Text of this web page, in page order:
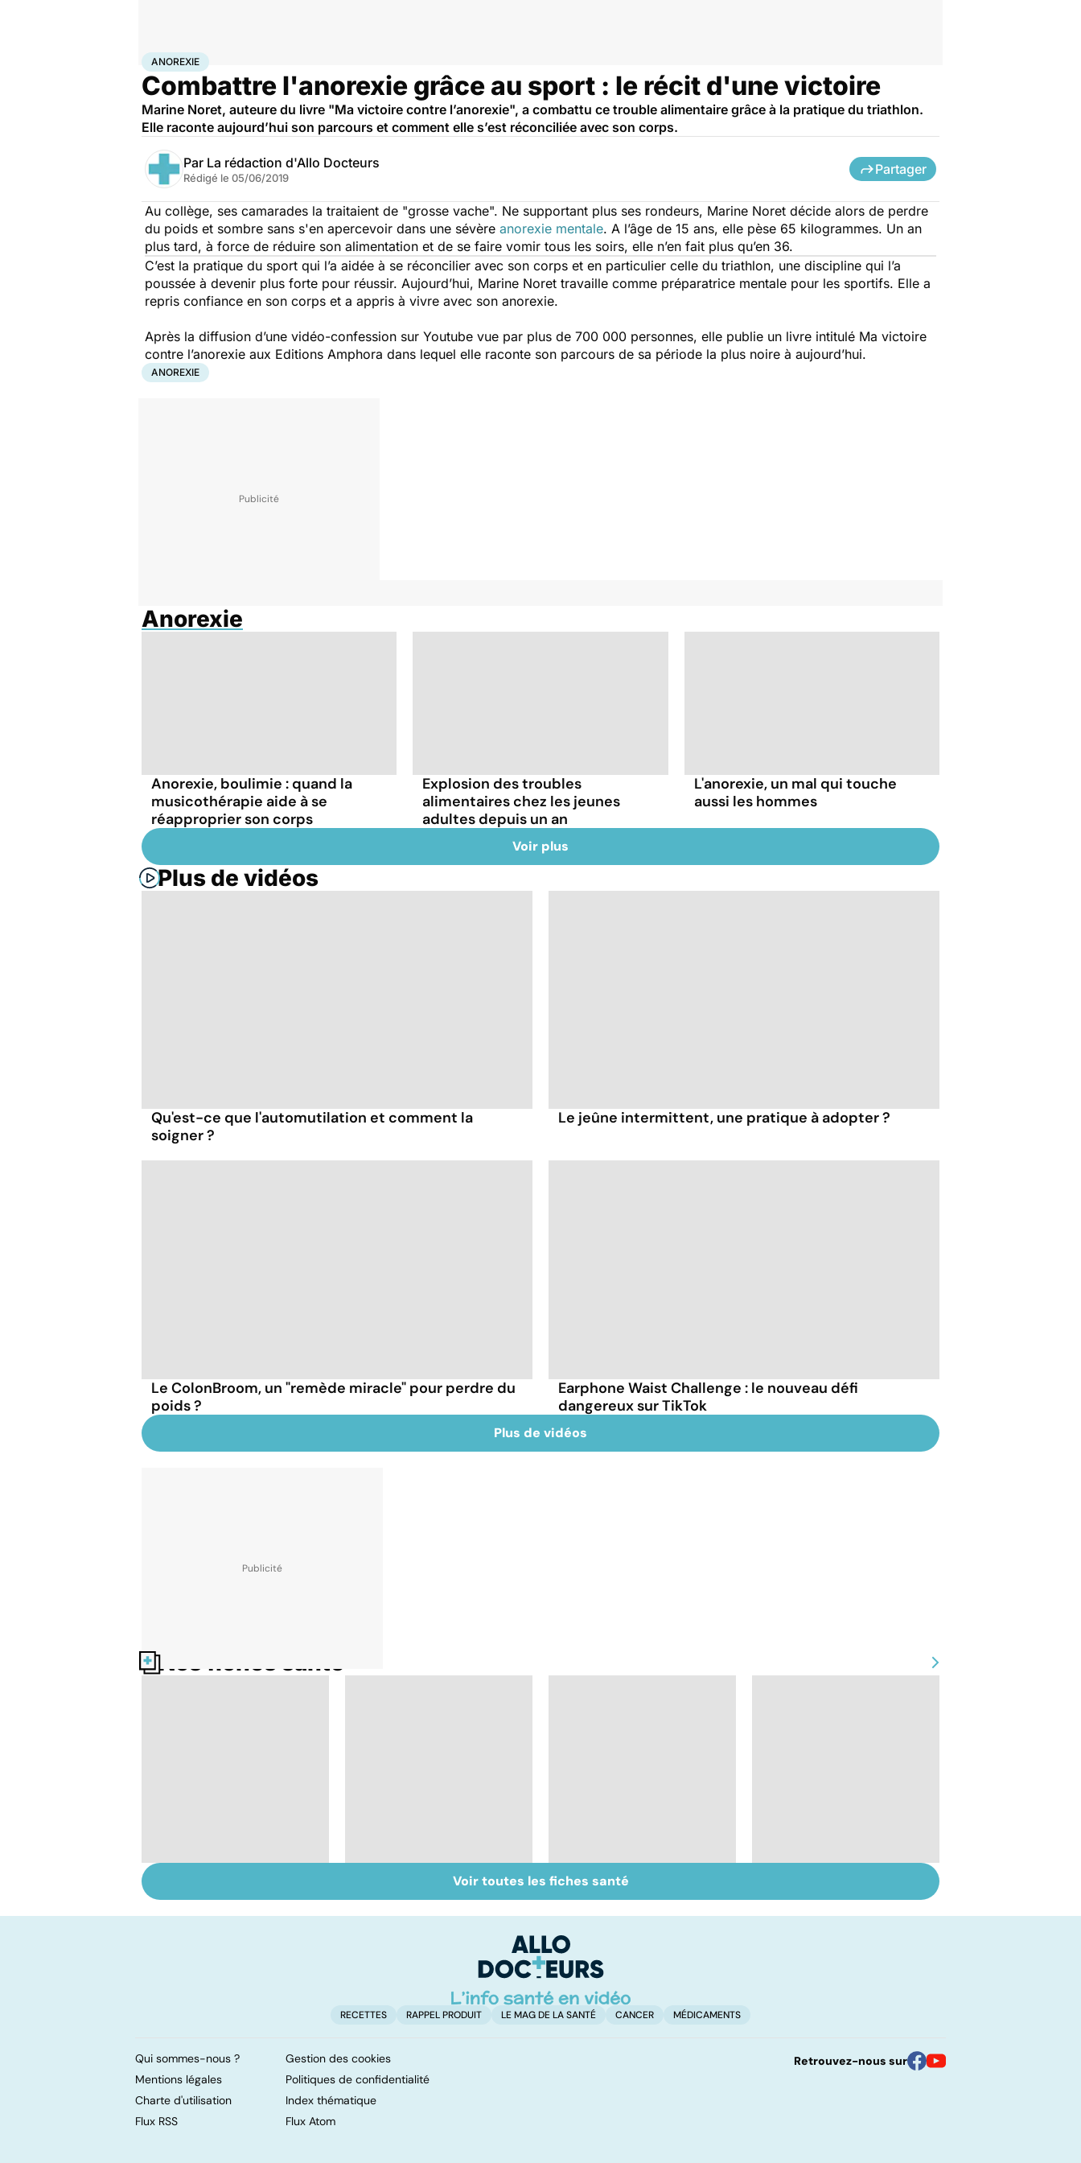
AccueilSanté Anorexie
ANOREXIE
Combattre l'anorexie grâce au sport : le récit d'une victoire
Marine Noret, auteure du livre "Ma victoire contre l’anorexie", a combattu ce trouble alimentaire grâce à la pratique du triathlon.
Elle raconte aujourd’hui son parcours et comment elle s’est réconciliée avec son corps.
Par La rédaction d'Allo Docteurs
Rédigé le 05/06/2019
Partager
Au collège, ses camarades la traitaient de "grosse vache". Ne supportant plus ses rondeurs, Marine Noret décide alors de perdre
du poids et sombre sans s'en apercevoir dans une sévère anorexie mentale. A l’âge de 15 ans, elle pèse 65 kilogrammes. Un an
plus tard, à force de réduire son alimentation et de se faire vomir tous les soirs, elle n’en fait plus qu’en 36.
C’est la pratique du sport qui l’a aidée à se réconcilier avec son corps et en particulier celle du triathlon, une discipline qui l’a
poussée à devenir plus forte pour réussir. Aujourd’hui, Marine Noret travaille comme préparatrice mentale pour les sportifs. Elle a
repris confiance en son corps et a appris à vivre avec son anorexie.
Après la diffusion d’une vidéo-confession sur Youtube vue par plus de 700 000 personnes, elle publie un livre intitulé Ma victoire
contre l’anorexie aux Editions Amphora dans lequel elle raconte son parcours de sa période la plus noire à aujourd’hui.
ANOREXIE
Anorexie
Anorexie, boulimie : quand la
musicothérapie aide à se
réapproprier son corps
Explosion des troubles
alimentaires chez les jeunes
adultes depuis un an
L'anorexie, un mal qui touche
aussi les hommes
Voir plus
Plus de vidéos
Qu'est-ce que l'automutilation et comment la
soigner ?
Le jeûne intermittent, une pratique à adopter ?
Le ColonBroom, un "remède miracle" pour perdre du
poids ?
Earphone Waist Challenge : le nouveau défi
dangereux sur TikTok
Plus de vidéos
Nos fiches santé
du comportement
Tout savoir sur les
infections
Inflammation des
amygdales : que faire
passage à l'acte
Voir toutes les fiches santé
RECETTES RAPPEL PRODUIT LE MAG DE LA SANTÉ CANCER MÉDICAMENTS
Qui sommes-nous ?
Gestion des cookies
Mentions légales
Politiques de confidentialité
Charte d'utilisation
Index thématique
Flux RSS
Flux Atom
Retrouvez-nous sur